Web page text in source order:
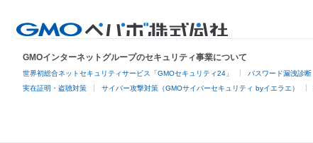
GMOインターネットグループのセキュリティ事業について
世界初総合ネットセキュリティサービス「GMOセキュリティ24」 パスワード漏洩診断
実在証明・盗聴対策 サイバー攻撃対策（GMOサイバーセキュリティ byイエラエ）